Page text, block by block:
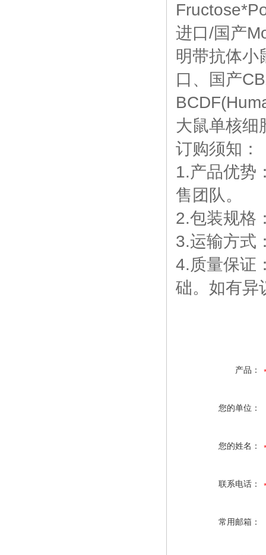
进口/国产
明带抗体小
口、国产
大鼠单核细
订购须知：
1.产品优势
售团队。
2.包装规格
3.运输方式
4.质量保证
础。如有异
产品：
您的单位：
您的姓名：
联系电话：
常用邮箱：